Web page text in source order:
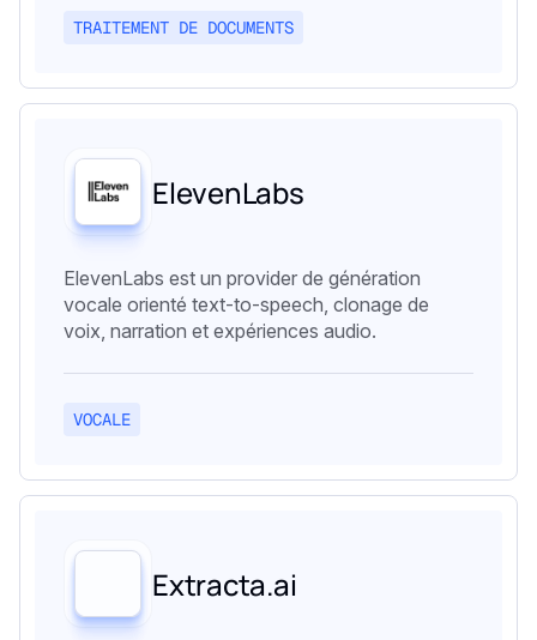
TRAITEMENT DE DOCUMENTS
ElevenLabs
ElevenLabs est un provider de génération
vocale orienté text-to-speech, clonage de
voix, narration et expériences audio.
VOCALE
Extracta.ai